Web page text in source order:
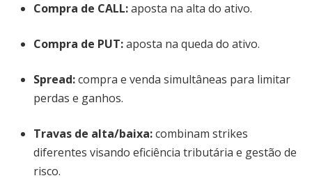
Compra de CALL:aposta na alta do ativo.
Compra de PUT:aposta na queda do ativo.
Spread:compra e venda simultâneas para limitar
perdas e ganhos.
Travas de alta/baixa:combinam strikes
diferentes visando eficiência tributária e gestão de
risco.